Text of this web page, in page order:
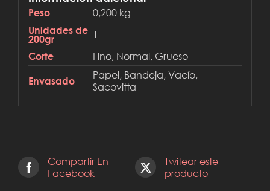
Peso 0,200 kg
Unidades de
200gr 1
Corte Fino, Normal, Grueso
Envasado
Papel, Bandeja, Vacío,
Sacovitta
Compartir En
Facebook
Twitear este
producto